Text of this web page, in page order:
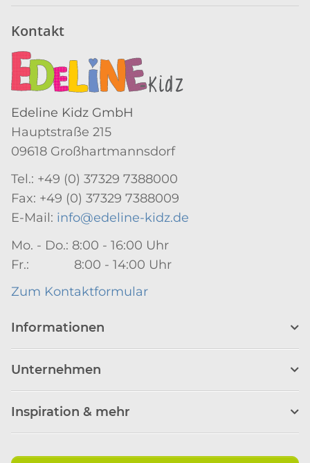
Kontakt
Edeline Kidz GmbH
Hauptstraße 215
09618 Großhartmannsdorf
Tel.: +49 (0) 37329 7388000
Fax: +49 (0) 37329 7388009
E-Mail: info@edeline-kidz.de
Mo. - Do.: 8:00 - 16:00 Uhr
Fr.: 8:00 - 14:00 Uhr
Zum Kontaktformular
Informationen
Unternehmen
Inspiration & mehr